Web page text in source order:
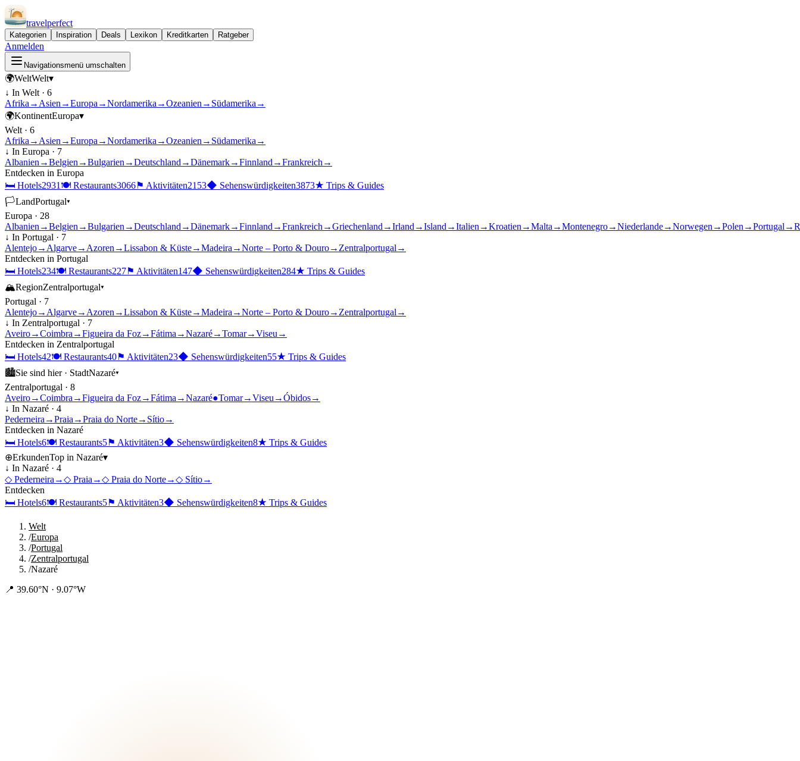
travelperfect
Kategorien Inspiration Deals Lexikon Kreditkarten Ratgeber
Anmelden
Navigationsmenü umschalten
🌍WeltWelt▾
↓ In Welt · 6
Afrika → Asien →Europa →Nordamerika →Ozeanien → Südamerika →
🌍KontinentEuropa▾
Welt · 6
Afrika → Asien →Europa →Nordamerika →Ozeanien → Südamerika →
↓ In Europa · 7
Albanien →Belgien →Bulgarien →Deutschland →Dänemark→Finnland →Frankreich →
Entdecken in Europa
🛏 Hotels2931 🍽 Restaurants3066⚑ Aktivitäten2153◆ Sehenswürdigkeiten3873★ Trips & Guides
🏳LandPortugal▾
Europa · 28
Albanien →Belgien →Bulgarien →Deutschland →Dänemark→Finnland →Frankreich →Griechenland →Irland →Island →Italien →Kroatien →Malta →Montenegro→Niederlande→Norwegen →Polen →Portugal →
↓ In Portugal · 7
Alentejo→ Algarve→ Azoren →Lissabon & Küste→Madeira →Norte – Porto & Douro→ Zentralportugal →
Entdecken in Portugal
🛏 Hotels234🍽 Restaurants227⚑ Aktivitäten147◆ Sehenswürdigkeiten284★ Trips & Guides
🏔RegionZentralportugal▾
Portugal · 7
Alentejo→ Algarve→ Azoren →Lissabon & Küste→Madeira →Norte – Porto & Douro→ Zentralportugal →
↓ In Zentralportugal · 7
Aveiro→Coimbra →Figueira da Foz→Fátima →Nazaré→Tomar→Viseu →
Entdecken in Zentralportugal
🛏 Hotels42🍽 Restaurants40⚑ Aktivitäten23◆ Sehenswürdigkeiten55★ Trips & Guides
🏙Sie sind hier · StadtNazaré▾
Zentralportugal · 8
Aveiro→Coimbra →Figueira da Foz→Fátima →Nazaré●Tomar→Viseu →Óbidos→
↓ In Nazaré · 4
Pederneira →Praia →Praia do Norte→ Sítio→
Entdecken in Nazaré
🛏 Hotels6🍽 Restaurants5⚑ Aktivitäten3◆ Sehenswürdigkeiten8★ Trips & Guides
⊕ErkundenTop in Nazaré▾
↓ In Nazaré · 4
◇ Pederneira →◇ Praia →◇ Praia do Norte→◇ Sítio→
Entdecken
🛏 Hotels6🍽 Restaurants5⚑ Aktivitäten3◆ Sehenswürdigkeiten8★ Trips & Guides
Welt
/Europa
/Portugal
/Zentralportugal
/Nazaré
📍 39.60°N · 9.07°W